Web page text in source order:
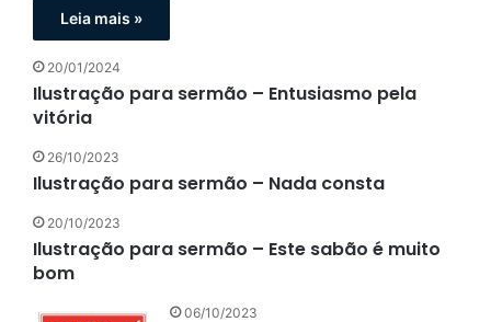
Leia mais »
20/01/2024
Ilustração para sermão – Entusiasmo pela
vitória
26/10/2023
Ilustração para sermão – Nada consta
20/10/2023
Ilustração para sermão – Este sabão é muito
bom
06/10/2023